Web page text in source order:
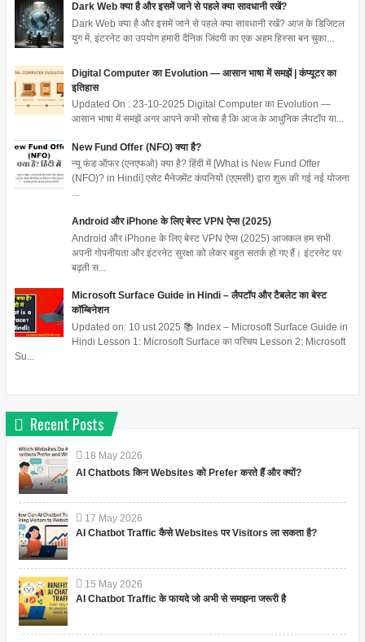
Dark Web क्या है और इसमें जाने से पहले क्या सावधानी रखें?
Dark Web क्या है और इसमें जाने से पहले क्या सावधानी रखें? आज के डिजिटल
युग में, इंटरनेट का उपयोग हमारी दैनिक जिंदगी का एक अहम हिस्सा बन चुका...
Digital Computer का Evolution — आसान भाषा में समझें | कंप्यूटर का
इतिहास
Updated On : 23-10-2025 Digital Computer का Evolution —
आसान भाषा में समझें अगर आपने कभी सोचा है कि आज के आधुनिक लैपटॉप या...
New Fund Offer (NFO) क्या है?
न्यू फंड ऑफर (एनएफओ) क्या है? हिंदी में [What is New Fund Offer
(NFO)? in Hindi] एसेट मैनेजमेंट कंपनियों (एएमसी) द्वारा शुरू की गई नई योजना
...
Android और iPhone के लिए बेस्ट VPN ऐप्स (2025)
Android और iPhone के लिए बेस्ट VPN ऐप्स (2025) आजकल हम सभी
अपनी गोपनीयता और इंटरनेट सुरक्षा को लेकर बहुत सतर्क हो गए हैं। इंटरनेट पर
बढ़ती स...
Microsoft Surface Guide in Hindi – लैपटॉप और टैबलेट का बेस्ट
कॉम्बिनेशन
Updated on: 10 ust 2025 📚 Index – Microsoft Surface Guide in
Hindi Lesson 1: Microsoft Surface का परिचय Lesson 2: Microsoft
Su...
Recent Posts
18 May 2026
AI Chatbots किन Websites को Prefer करते हैं और क्यों?
17 May 2026
AI Chatbot Traffic कैसे Websites पर Visitors ला सकता है?
15 May 2026
AI Chatbot Traffic के फायदे जो अभी से समझना जरूरी है